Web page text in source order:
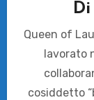
Di
Queen of
lavorato
cosiddetto